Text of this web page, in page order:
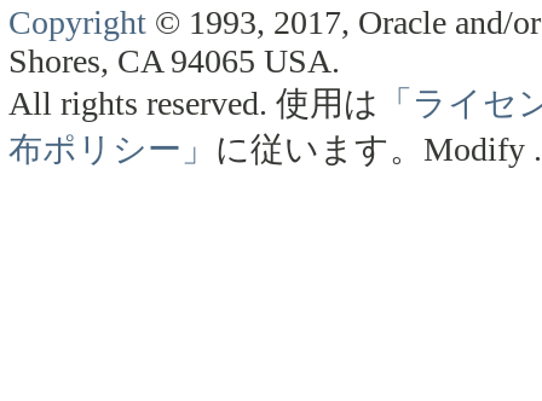
Copyright © 1993, 2017, Oracle and/
Shores, CA 94065 USA.
All rights reserved. 使用は 「ライセ
布ポリシー」 に従います。 Modify